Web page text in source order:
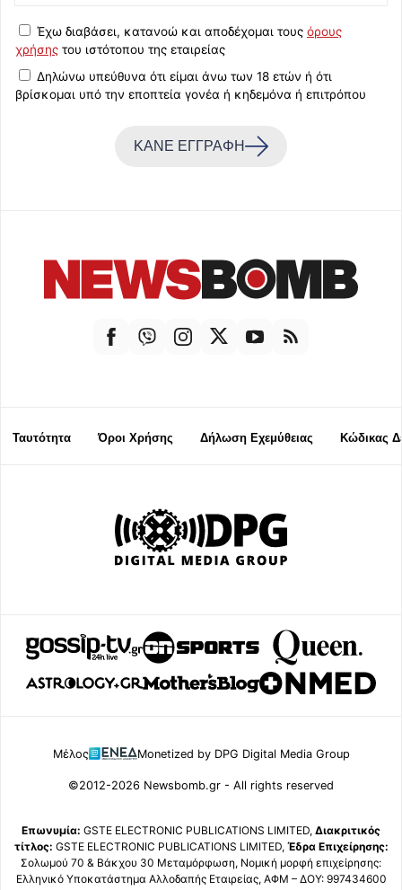
Έχω διαβάσει, κατανοώ και αποδέχομαι τους όρους
χρήσης του ιστότοπου της εταιρείας
Δηλώνω υπεύθυνα ότι είμαι άνω των 18 ετών ή ότι
βρίσκομαι υπό την εποπτεία γονέα ή κηδεμόνα ή επιτρόπου
ΚΑΝΕ ΕΓΓΡΑΦΗ
Ταυτότητα Όροι Χρήσης Δήλωση Εχεμύθειας Κώδικας
Μέλος Monetized by DPG Digital Media Group
©2012-2026 Newsbomb.gr - All rights reserved
Επωνυμία: GSTE ELECTRONIC PUBLICATIONS LIMITED, Διακριτικός
τίτλος: GSTE ELECTRONIC PUBLICATIONS LIMITED, Έδρα Επιχείρησης:
Σολωμού 70 & Βάκχου 30 Μεταμόρφωση, Νομική μορφή επιχείρησης:
Ελληνικό Υποκατάστημα Αλλοδαπής Εταιρείας, ΑΦΜ – ΔΟΥ: 997434600